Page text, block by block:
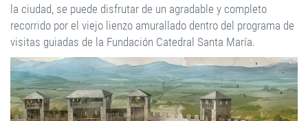
la ciudad, se puede disfrutar de un agradable y completo
recorrido por el viejo lienzo amurallado dentro del programa de
visitas guiadas de la Fundación Catedral Santa María.